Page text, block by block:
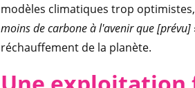
modèles climatiques trop
moins de carbone à l'avenirque [prévu]
réchauffement de la planète.